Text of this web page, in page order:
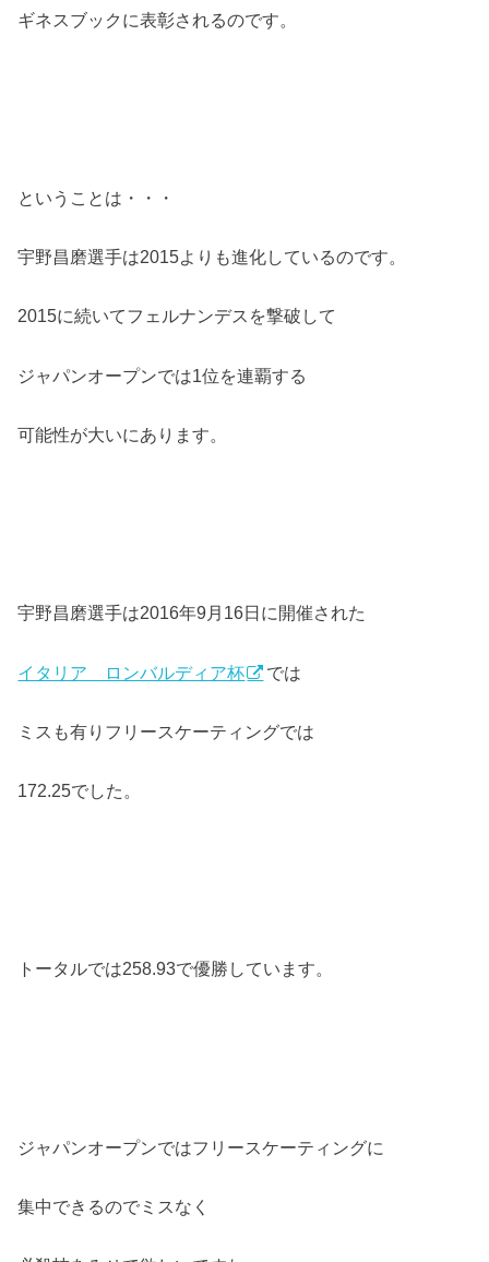
ギネスブックに表彰されるのです。
ということは・・・
宇野昌磨選手は2015よりも進化しているのです。
2015に続いてフェルナンデスを撃破して
ジャパンオープンでは1位を連覇する
可能性が大いにあります。
宇野昌磨選手は2016年9月16日に開催された
イタリア ロンバルディア杯 では
ミスも有りフリースケーティングでは
172.25でした。
トータルでは258.93で優勝しています。
ジャパンオープンではフリースケーティングに
集中できるのでミスなく